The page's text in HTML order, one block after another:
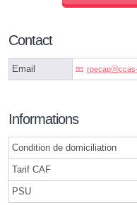
Contact
Email
Informations
Condition de domiciliation
Tarif CAF
PSU